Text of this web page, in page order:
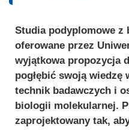
Studia podyplomowe
oferowane przez
wyjątkowa propozycja
pogłębić swoją wiedzę
technik badawczych i
biologii molekularnej.
zaprojektowany tak,